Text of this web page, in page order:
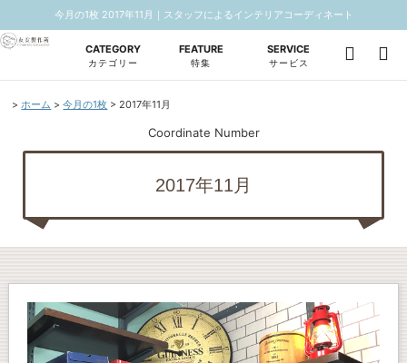
今月の1枚 2017年11月｜スタッフによるインテリアコーディネート
CATEGORY
カテゴリー
FEATURE
特集
SERVICE
サービス
ホーム 今月の1枚 2017年11月
Coordinate Number
2017年11月